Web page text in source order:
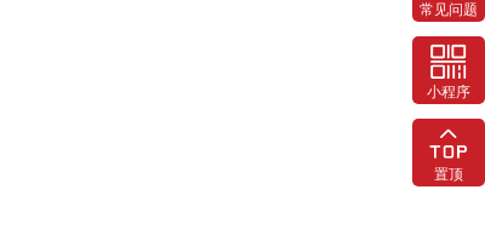
常见问题
小程序
置顶